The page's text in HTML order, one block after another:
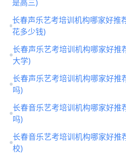
是高三)
长春声乐艺考培训机构哪家好推
花多少钱)
长春声乐艺考培训机构哪家好推
大学)
长春声乐艺考培训机构哪家好推
吗)
长春音乐艺考培训机构哪家好推
吗)
长春音乐艺考培训机构哪家好推
校)